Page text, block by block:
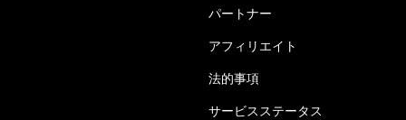
パートナー
アフィリエイト
法的事項
サービスステータス